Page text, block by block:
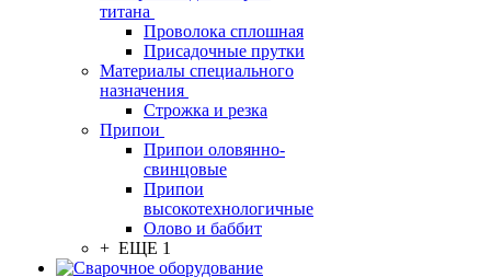
титана
Проволока сплошная
Присадочные прутки
Материалы специального
назначения
Строжка и резка
Припои
Припои оловянно-
свинцовые
Припои
высокотехнологичные
Олово и баббит
+ ЕЩЕ 1